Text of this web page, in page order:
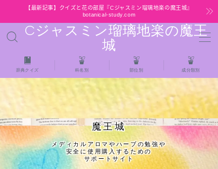
【最新記事】クイズと花の部屋『Cジャスミン瑠璃地楽の魔王城』
botanical-study.com
Cジャスミン瑠璃地楽の魔王
城
MENU
HOME
【最新】クイズと花の部屋
★全種/アロマハーブスパイス基材 プチ辞典ク
イズ＆プチ辞典
★アロマ検定＋αクイズ
辞典クイズ 科名別 部位別 成分類別
魔王城
メディカルアロマやハーブの勉強や
安全に使用購入するための
サポートサイト